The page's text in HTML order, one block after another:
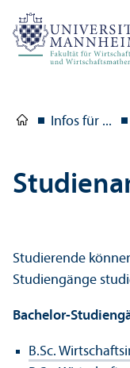
Infos für ...
Studierende
Studien­gänge
Bachelor-
B.Sc.